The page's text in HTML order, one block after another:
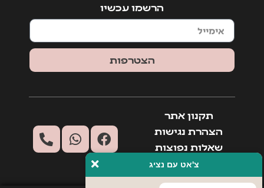
הרשמו עכשיו
הצטרפות
תקנון אתר
הצהרת נגישות
שאלות נפוצות
יצירת קשר
צ'אט עם נציג